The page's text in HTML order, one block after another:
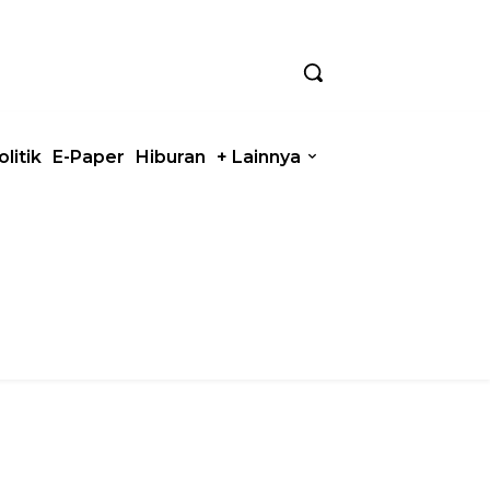
E-Paper Hiburan + Lainnya